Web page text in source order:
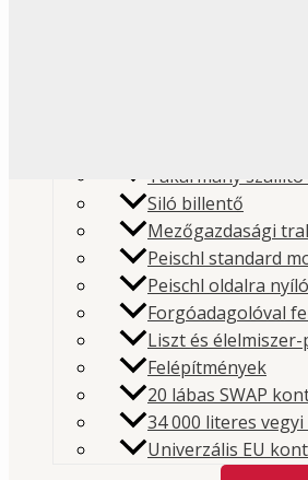
Takarmány
Siló billentő
Mezőgazdasági
Peischl standard
Peischl oldalra
Forgóadagolóval
Liszt és
Felépítmények
20 lábas SWAP
34 000 literes
Univerzális EU
Kezdőlap Bolt/Hidraulika/
beépítés
Márka: